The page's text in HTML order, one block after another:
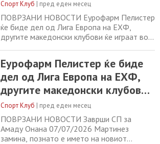
селектор 07/07/2026
Спорт Клуб | пред еден месец
ПОВРЗАНИ НОВОСТИ Еурофарм Пелистер
ќе биде дел од Лига Европа на ЕХФ,
другите македонски клубови ќе играат во
замина, познато е името на новиот
португалски селектор 07/07/2026
Анчелоти ќе остане селектор на Бразил
07/07/2026
Еурофарм Пелистер ќе биде
дел од Лига Европа на ЕХФ,
другите македонски клубови
ќе играат во ЕХФ Европскиот
куп
Спорт Клуб | пред еден месец
ПОВРЗАНИ НОВОСТИ Заврши СП за
Амаду Онана 07/07/2026 Мартинез
замина, познато е името на новиот